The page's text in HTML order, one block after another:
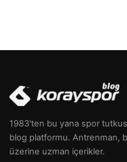
1983'ten bu yana spor
blog platformu. Antrenman,
üzerine uzman içerikler.